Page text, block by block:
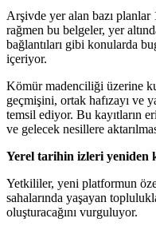
Arşivde yer alan bazı planlar
rağmen bu belgeler, yer
bağlantıları gibi konularda
içeriyor.
Kömür madenciliği üzerine
geçmişini, ortak hafızayı ve
temsil ediyor. Bu kayıtların
ve gelecek nesillere
Yerel tarihin izleri yeniden
Yetkililer, yeni platformun
sahalarında yaşayan
oluşturacağını vurguluyor.